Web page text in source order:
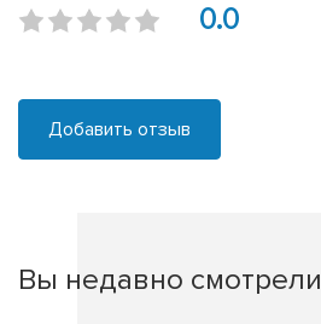
0.0
Добавить отзыв
Вы недавно смотрели